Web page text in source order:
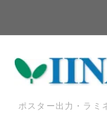
ポスター出力・ラミ